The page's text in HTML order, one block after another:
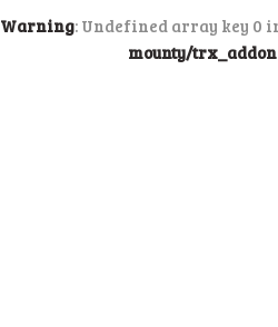
Warning: Undefined array key 0
mounty/